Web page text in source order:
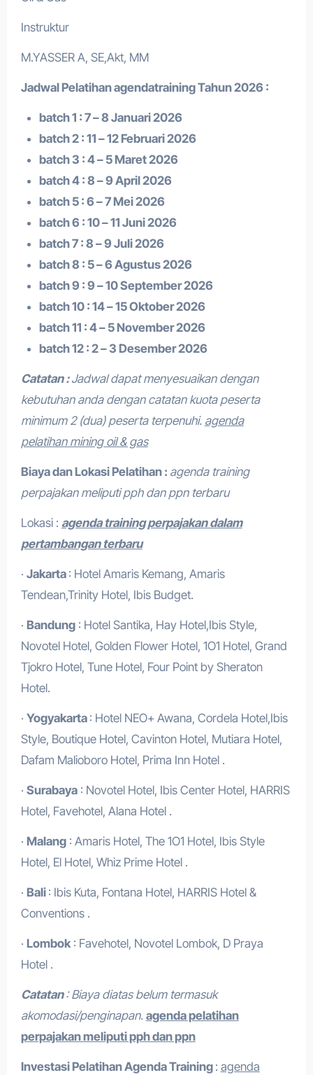
Instruktur
M.YASSER A, SE,Akt, MM
Jadwal Pelatihan agendatrainingTahun 2026 :
batch 1 : 7 – 8 Januari 2026
batch 2 : 11 – 12 Februari 2026
batch 3 : 4 – 5 Maret 2026
batch 4 : 8 – 9 April 2026
batch 5 : 6 – 7 Mei 2026
batch 6 : 10 – 11 Juni 2026
batch 7 : 8 – 9 Juli 2026
batch 8 : 5 – 6 Agustus 2026
batch 9 : 9 – 10 September 2026
batch 10 : 14 – 15 Oktober 2026
batch 11 : 4 – 5 November 2026
batch 12 : 2 – 3 Desember 2026
Catatan :Jadwal dapat menyesuaikan dengan
kebutuhan anda dengan catatan kuota peserta
minimum 2 (dua) peserta terpenuhi. agenda
pelatihan mining oil & gas
Biaya dan Lokasi Pelatihan : agenda training
perpajakan meliputi pph dan ppn terbaru
Lokasi : agenda training perpajakan dalam
pertambangan terbaru
· Jakarta : Hotel Amaris Kemang, Amaris
Tendean,Trinity Hotel, Ibis Budget.
· Bandung: Hotel Santika, Hay Hotel,Ibis Style,
Novotel Hotel, Golden Flower Hotel, 1O1 Hotel, Grand
Tjokro Hotel, Tune Hotel, Four Point by Sheraton
Hotel.
· Yogyakarta : Hotel NEO+ Awana, Cordela Hotel,Ibis
Style, Boutique Hotel, Cavinton Hotel, Mutiara Hotel,
Dafam Malioboro Hotel, Prima Inn Hotel .
· Surabaya: Novotel Hotel, Ibis Center Hotel, HARRIS
Hotel, Favehotel, Alana Hotel .
· Malang: Amaris Hotel, The 1O1 Hotel, Ibis Style
Hotel, El Hotel, Whiz Prime Hotel .
· Bali : Ibis Kuta, Fontana Hotel, HARRIS Hotel &
Conventions .
· Lombok: Favehotel, Novotel Lombok, D Praya
Hotel .
Catatan: Biaya diatas belum termasuk
akomodasi/penginapan. agenda pelatihan
perpajakan meliputi pph dan ppn
Investasi PelatihanAgenda Training : agenda